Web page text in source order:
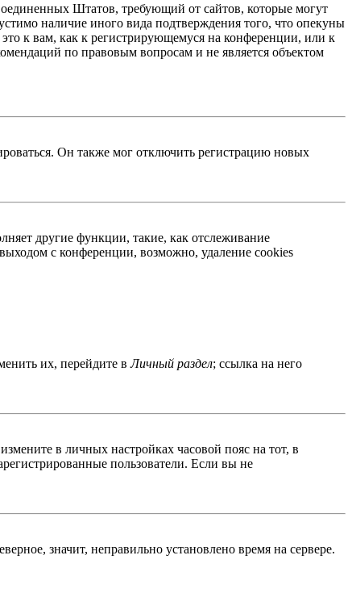
Штатов, требующий от сайтов, которые могут
наличие иного вида подтверждения того, что опекуны
к вам, как к регистрирующемуся на конференции, или к
по правовым вопросам и не является объектом
Он также мог отключить регистрацию новых
другие функции, такие, как отслеживание
с конференции, возможно, удаление cookies
их, перейдите вЛичный раздел; ссылка на него
в личных настройках часовой пояс на тот, в
пользователи. Если вы не
значит, неправильно установлено время на сервере.